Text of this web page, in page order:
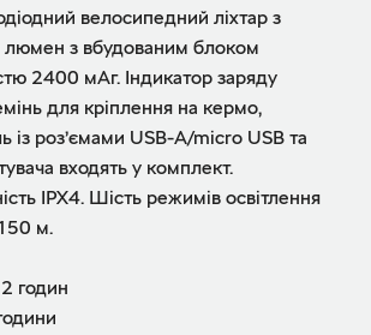
велосипедний ліхтар з
люмен з вбудованим блоком
2400 мАг. Індикатор заряду
для кріплення на кермо,
із роз’ємами USB-A/micro USB та
входять у комплект.
IPX4. Шість режимів освітлення
м.
годин